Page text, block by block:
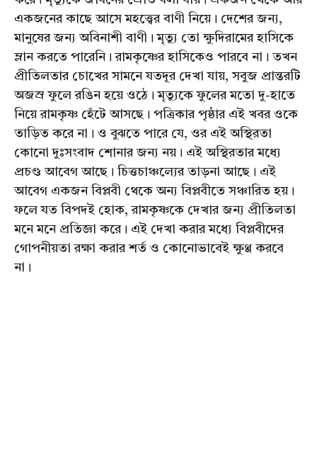
একজনের কাছে আসে মহত্ত্বের বাণী নিয়ে। দেশের জন্য,
মানুষের জন্য অবিনাশী বাণী। মৃত্যু তো ক্ষুদিরামের হাসিকে
ম্লান করতে পারেনি। রামকৃষ্ণের হাসিকেও পারবে না। তখন
প্রীতিলতার চোখের সামনে যতদূর দেখা যায়, সবুজ প্রান্তরটি
অজস্র ফুলে রঙিন হয়ে ওঠে। মৃত্যুকে ফুলের মতো দু-হাতে
নিয়ে রামকৃষ্ণ হেঁটে আসছে। পত্রিকার পৃষ্ঠার এই খবর ওকে
তাড়িত করে না। ও বুঝতে পারে যে, ওর এই অস্থিরতা
কোনো দুঃসংবাদ শোনার জন্য নয়। এই অস্থিরতার মধ্যে
প্রচণ্ড আবেগ আছে। চিত্তচাঞ্চল্যের তাড়না আছে। এই
আবেগ একজন বিপ্লবী থেকে অন্য বিপ্লবীতে সঞ্চারিত হয়।
ফলে যত বিপদই হোক, রামকৃষ্ণকে দেখার জন্য প্রীতিলতা
মনে মনে প্রতিজ্ঞা করে। এই দেখা করার মধ্যে বিপ্লবীদের
গোপনীয়তা রক্ষা করার শর্ত ও কোনোভাবেই ক্ষুণ্ণ করবে
না।